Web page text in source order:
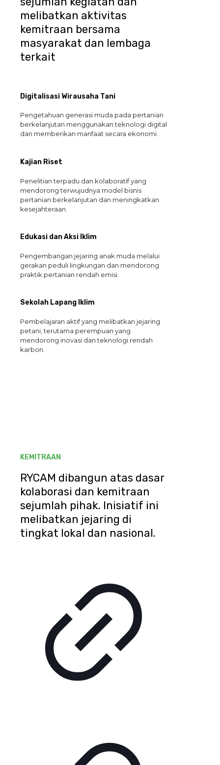
melibatkan aktivitas
kemitraan bersama
masyarakat dan lembaga
terkait
Digitalisasi Wirausaha Tani
Pengetahuan generasi muda pada pertanian
berkelanjutan menggunakan teknologi digital
dan memberikan manfaat secara ekonomi.
Kajian Riset
Penelitian terpadu dan kolaboratif yang
mendorong terwujudnya model bisnis
pertanian berkelanjutan dan meningkatkan
kesejahteraan.
Edukasi dan Aksi Iklim
Pengembangan jejaring anak muda melalui
gerakan peduli lingkungan dan mendorong
praktik pertanian rendah emisi.
Sekolah Lapang Iklim
Pembelajaran aktif yang melibatkan jejaring
petani, terutama perempuan yang
mendorong inovasi dan teknologi rendah
karbon.
KEMITRAAN
RYCAM dibangun atas dasar
kolaborasi dan kemitraan
sejumlah pihak. Inisiatif ini
melibatkan jejaring di
tingkat lokal dan nasional.